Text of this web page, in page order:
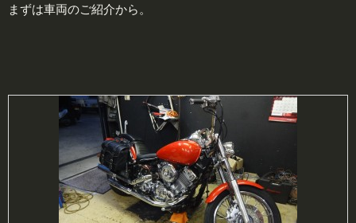
まずは車両のご紹介から。